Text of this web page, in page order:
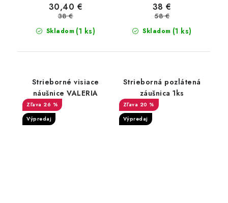
Skladom (1 ks)
30,40 €
38 €
Skladom (1 ks)
38 €
58 €
Strieborné visiace
náušnice VALERIA
26 %
Výpredaj
Strieborná pozlátená
záušnica 1ks
20 %
Výpredaj